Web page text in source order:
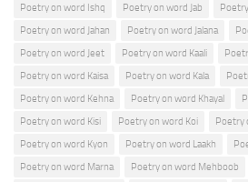
Poetry on word Ishq
Poetry on word Jab
Poetry on word Jahan
Poetry on word Jalana
Poetry on word Jeet
Poetry on word Kaali
Poetry on word Kaisa
Poetry on word Kala
Poetry on word Kehna
Poetry on word Khayal
Poetry on word Kisi
Poetry on word Koi
Poetry
Poetry on word Kyon
Poetry on word Laakh
Poetry on word Marna
Poetry on word Mehboob